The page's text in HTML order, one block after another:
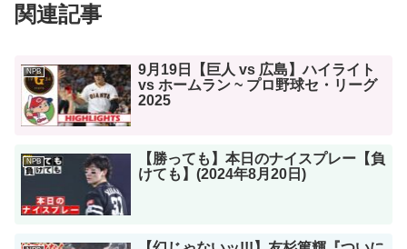
関連記事
NPB
9月19日【巨人 vs 広島】ハイライト
vs ホームラン ~ プロ野球セ・リーグ
2025
NPB
【勝っても】本日のナイスプレー【負
けても】(2024年8月20日)